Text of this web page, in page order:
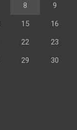
8 9
15 16
22 23
29 30